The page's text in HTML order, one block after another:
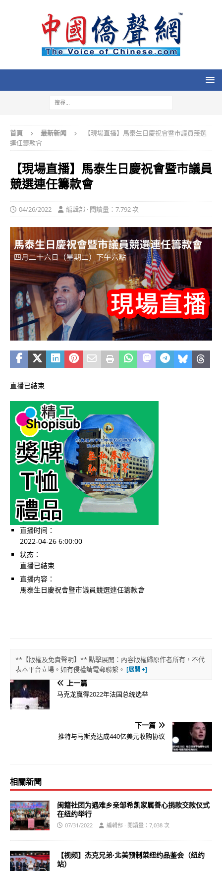
首頁 最新新闻
【現場直播】馬泰生日慶祝會暨市議員競選
連任籌款會
【現場直播】馬泰生日慶祝會暨市議員
競選連任籌款會
04/26/2022 編輯部 · 閱讀量：7,792 次
直播已結束
直播时间：
2022-04-26 6:00:00
状态：
直播已結束
直播内容：
馬泰生日慶祝會暨市議員競選連任籌款會
**【版權及免責聲明】** 點擊展開：內容版權歸原作者所有，不代
表本平台立場。如有侵權請電郵聯繫。
上一篇
马克龙赢得2022年法国总统选举
下一篇
推特与马斯克达成440亿美元收购协议
相關新聞
闽籍社团为遇难乡亲邹希凯家属善心捐款交款仪式
在纽约举行
07/31/2022 編輯部 · 閱讀量：7,038 次
【视频】杰克兄弟·北美预制菜纽约品鉴会（纽约
站）